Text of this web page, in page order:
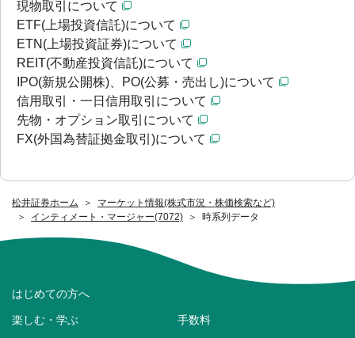
松井証券ホーム
マーケット情報(株式市況・株価検索など)
インティメート・マージャー(7072)
時系列データ
現物取引について
ETF(上場投資信託)について
ETN(上場投資証券)について
REIT(不動産投資信託)について
IPO(新規公開株)、PO(公募・売出し)について
信用取引・一日信用取引について
先物・オプション取引について
FX(外国為替証拠金取引)について
はじめての方へ
楽しむ・学ぶ 手数料